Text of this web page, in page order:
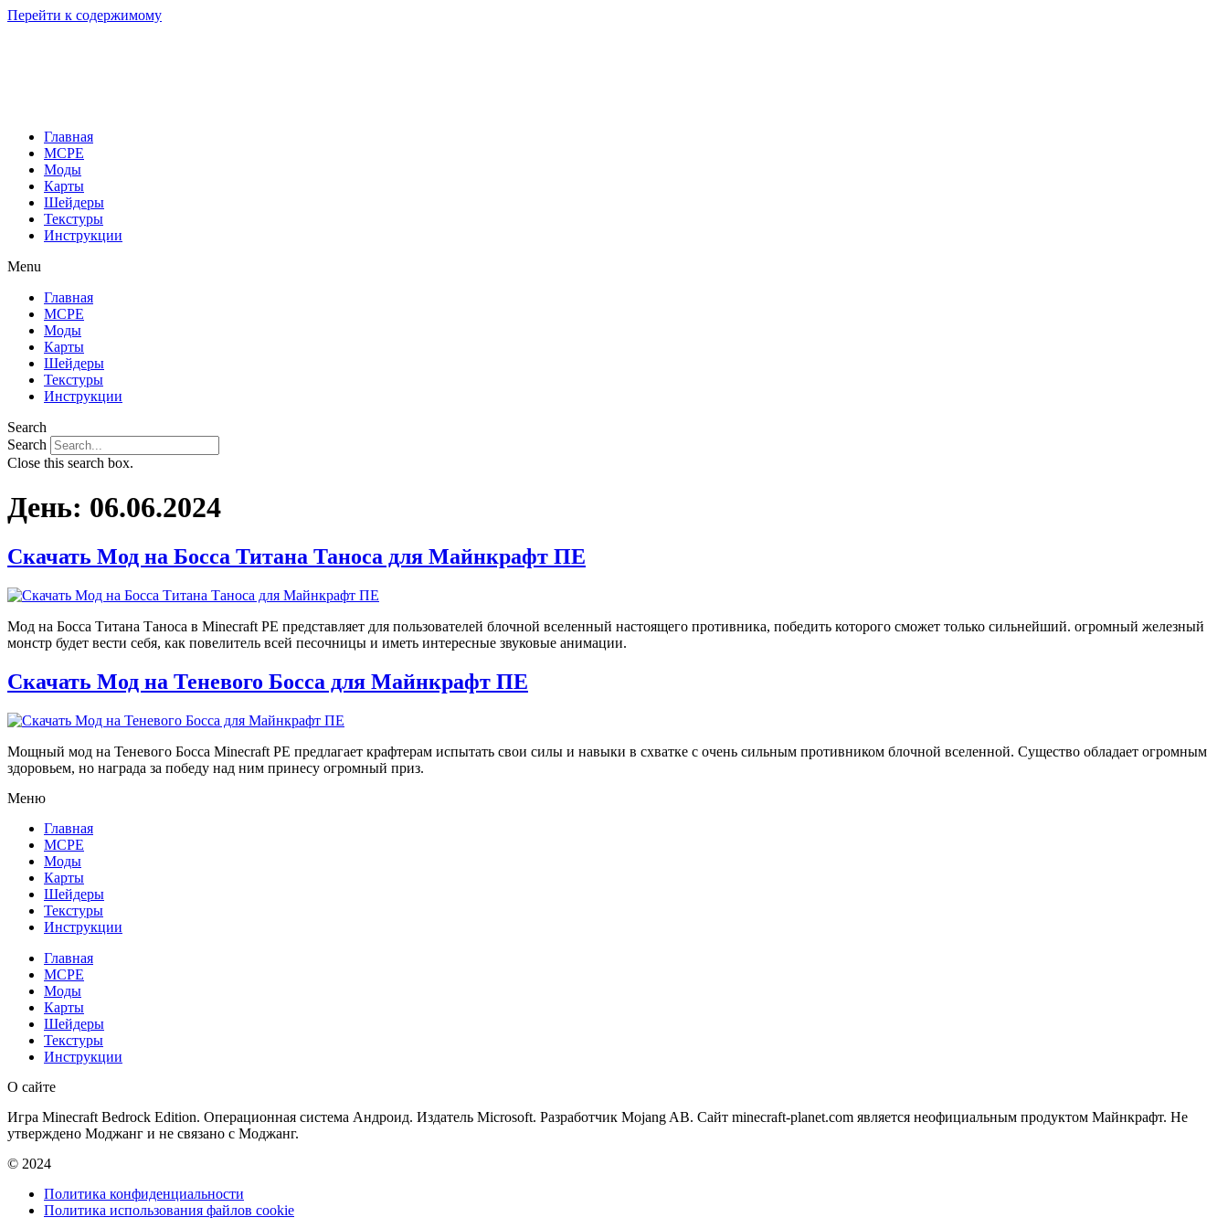
Перейти к содержимому
Главная
MCPE
Моды
Карты
Шейдеры
Текстуры
Инструкции
Menu
Главная
MCPE
Моды
Карты
Шейдеры
Текстуры
Инструкции
Search
Search
Close this search box.
День: 06.06.2024
Скачать Мод на Босса Титана Таноса для Майнкрафт ПЕ
Мод на Босса Титана Таноса в Minecraft PE представляет для пользователей блочной вселенный настоящего противника, победить которого сможет только сильнейший. огромный железный
монстр будет вести себя, как повелитель всей песочницы и иметь интересные звуковые анимации.
Скачать Мод на Теневого Босса для Майнкрафт ПЕ
Мощный мод на Теневого Босса Minecraft PE предлагает крафтерам испытать свои силы и навыки в схватке с очень сильным противником блочной вселенной. Существо обладает огромным
здоровьем, но награда за победу над ним принесу огромный приз.
Меню
Главная
MCPE
Моды
Карты
Шейдеры
Текстуры
Инструкции
Главная
MCPE
Моды
Карты
Шейдеры
Текстуры
Инструкции
О сайте
Игра Minecraft Bedrock Edition. Операционная система Андроид. Издатель Microsoft. Разработчик Mojang AB. Сайт minecraft-planet.com является неофициальным продуктом Майнкрафт. Не
утверждено Моджанг и не связано с Моджанг.
© 2024
Политика конфиденциальности
Политика использования файлов cookie